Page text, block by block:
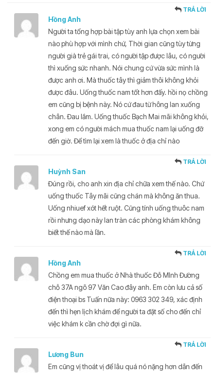
Hồng Anh
TRẢ LỜI
Người ta tổng hợp bài tập tùy anh lựa chọn xem bài
nào phù hợp với mình chứ, Thời gian cũng tùy từng
người già trẻ gái trai, có người tập được lâu, có người
thì xuống sức nhanh. Nói chung cứ vừa sức mình là
được anh ơi. Mà thuốc tây thì giảm thôi không khỏi
được đâu. Uống thuốc nam tốt hơn đấy. hồi nọ chồng
em cũng bị bệnh này. Nó cứ đau từ hông lan xuống
chân. Đau lắm. Uống thuốc Bạch Mai mãi không khỏi,
xong em có người mách mua thuốc nam lại uống đỡ
đến giờ. Để tìm lại xem là thuốc ở địa chỉ nào
Huỳnh San
TRẢ LỜI
Đúng rồi, cho anh xin địa chỉ chữa xem thế nào. Chứ
uống thuốc Tây mãi cũng chán mà không ăn thua.
Uống nhiuef xót hết ruột. Cũng tính uống thuôc nam
rồi nhưng dạo này lan tràn các phòng khám không
biết thế nào mà lần.
Hồng Anh
TRẢ LỜI
Chồng em mua thuốc ở Nhà thuốc Đỗ MInh Đường
chỗ 37A ngõ 97 Văn Cao đây anh. Em còn lưu cả số
điện thoại bs Tuấn nữa này: 0963 302 349, xác định
đến thì hẹn lịch khám để người ta đặt số cho đến chỉ
việc khám k cần chờ đợi gì nữa.
Lương Bun
TRẢ LỜI
Em cũng vị thoát vị để lâu quá nó nặng hơn dẫn đến